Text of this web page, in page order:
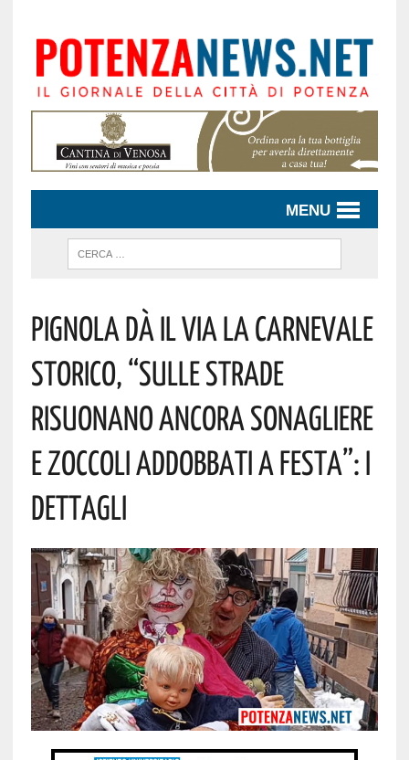
MENU
Pignola Dà Il Via La Carnevale
Storico, “Sulle Strade
Risuonano Ancora Sonagliere
E Zoccoli Addobbati A Festa”: I
Dettagli